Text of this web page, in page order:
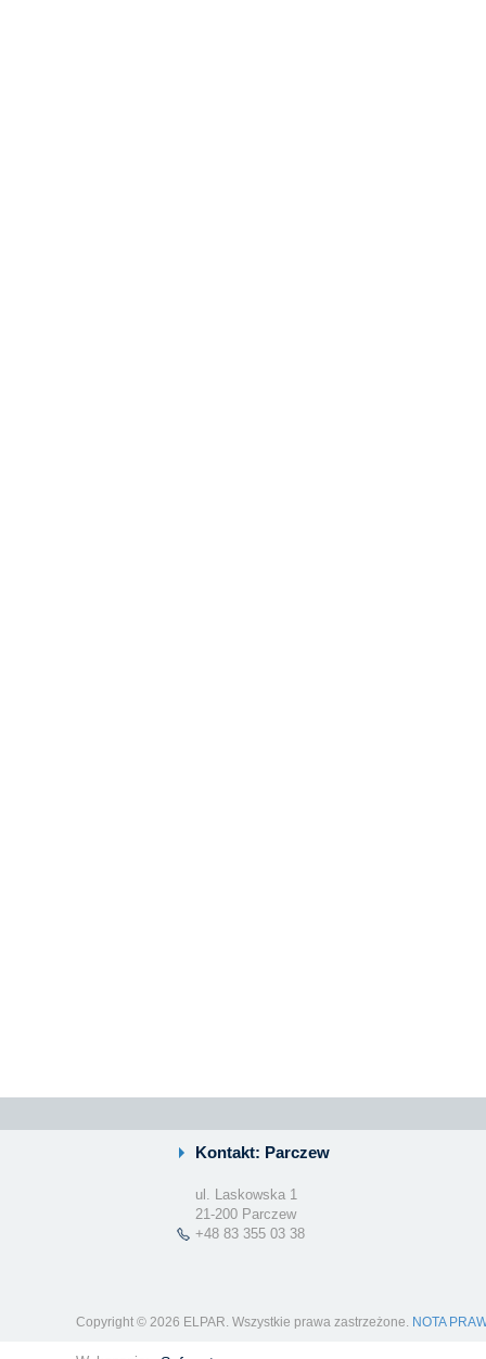
Kontakt: Parczew
ul. Laskowska 1
21-200 Parczew
+48 83 355 03 38
Copyright © 2026 ELPAR. Wszystkie prawa zastrzeżone. NOTA